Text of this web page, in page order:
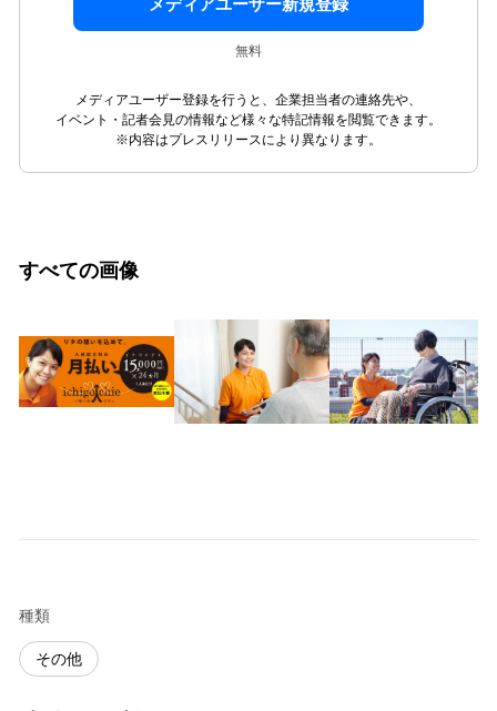
メディアユーザー新規登録
無料
メディアユーザー登録を行うと、企業担当者の連絡先や、
イベント・記者会見の情報など様々な特記情報を閲覧できます。
※内容はプレスリリースにより異なります。
すべての画像
種類
その他